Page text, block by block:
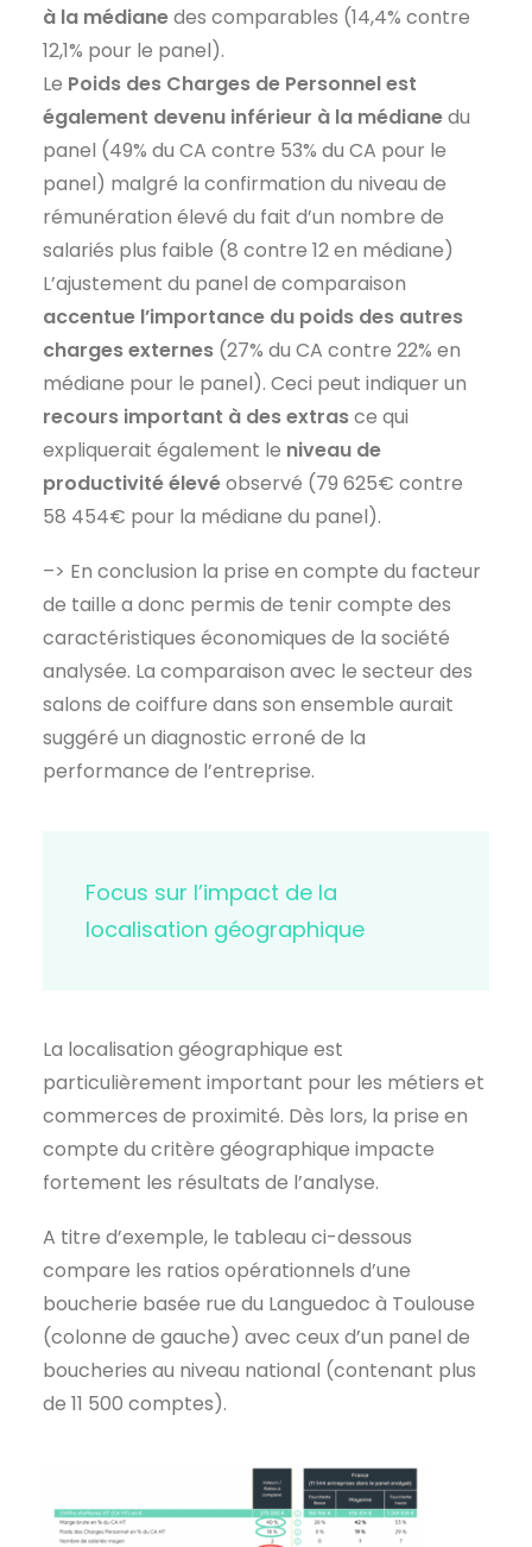
à la médianedes comparables (14,4% contre
12,1% pour le panel).
Le Poids des Charges de Personnel est
également devenu inférieur à la médianedu
panel (49% du CA contre 53% du CA pour le
panel) malgré la confirmation du niveau de
rémunération élevé du fait d’un nombre de
salariés plus faible (8 contre 12 en médiane)
L’ajustement du panel de comparaison
accentue l’importance du poids des autres
charges externes (27% du CA contre 22% en
médiane pour le panel). Ceci peut indiquer un
recours important à des extrasce qui
expliquerait également le niveau de
productivité élevéobservé (79 625€ contre
58 454€ pour la médiane du panel).
–> En conclusion la prise en compte du facteur
de taille a donc permis de tenir compte des
caractéristiques économiques de la société
analysée. La comparaison avec le secteur des
salons de coiffure dans son ensemble aurait
suggéré un diagnostic erroné de la
performance de l’entreprise.
Focus sur l’impact de la
localisation géographique
La localisation géographique est
particulièrement important pour les métiers et
commerces de proximité. Dès lors, la prise en
compte du critère géographique impacte
fortement les résultats de l’analyse.
A titre d’exemple, le tableau ci-dessous
compare les ratios opérationnels d’une
boucherie basée rue du Languedoc à Toulouse
(colonne de gauche) avec ceux d’un panel de
boucheries au niveau national (contenant plus
de 11 500 comptes).